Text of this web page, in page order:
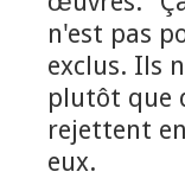
n'est pas
exclus. Ils
plutôt que
rejettent
eux.